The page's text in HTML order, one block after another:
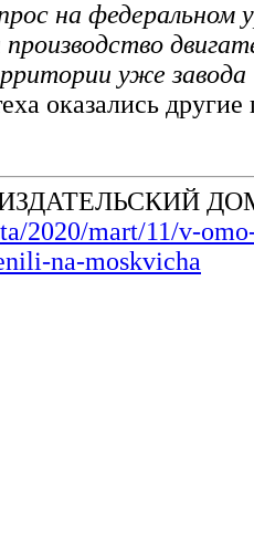
на федеральном
производство
уже
оказались
2020/mart/11/v-
na-moskvicha